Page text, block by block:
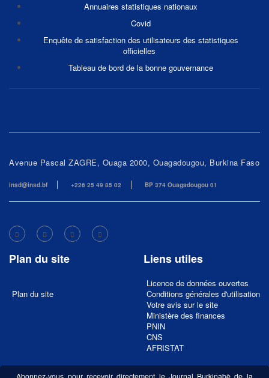
Annuaires statistiques nationaux
Covid
Enquête de satisfaction des utilisateurs des statistiques
officielles
Tableau de bord de la bonne gouvernance
Avenue Pascal ZAGRE, Ouaga 2000, Ouagadougou, Burkina Faso
insd@insd.bf +226 25 49 85 02 BP 374 Ouagadougou 01
Plan du site
Plan du site
Liens utiles
Licence de données ouvertes
Conditions générales d'utilisation
Votre avis sur le site
Ministère des finances
PNIN
CNS
AFRISTAT